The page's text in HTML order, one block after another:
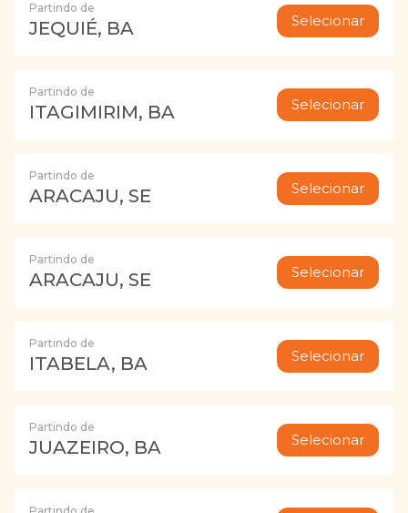
Partindo de
JEQUIÉ, BA Selecionar
Partindo de
ITAGIMIRIM, BA Selecionar
Partindo de
ARACAJU, SE Selecionar
Partindo de
ARACAJU, SE Selecionar
Partindo de
ITABELA, BA Selecionar
Partindo de
JUAZEIRO, BA Selecionar